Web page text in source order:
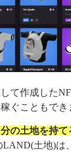
て作成した
ぐこともでき
の土地を持て
LAND(土地)は